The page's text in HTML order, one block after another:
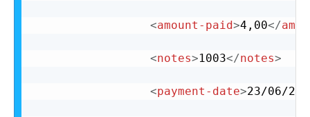
<amount-paid>4,00</
<notes>1003</notes>
<payment-date>23/06/